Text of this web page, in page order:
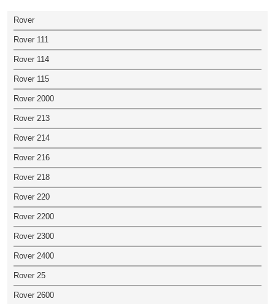
Rover
Rover 111
Rover 114
Rover 115
Rover 2000
Rover 213
Rover 214
Rover 216
Rover 218
Rover 220
Rover 2200
Rover 2300
Rover 2400
Rover 25
Rover 2600